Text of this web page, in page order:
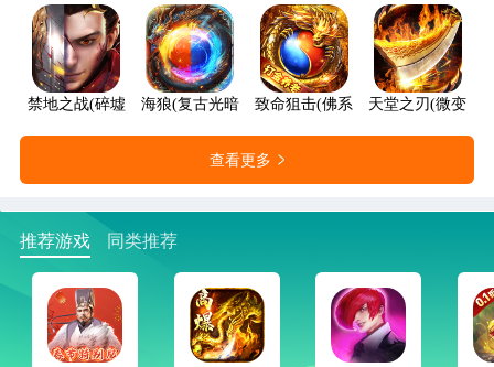
禁地之战(碎墟诸天沉默)海狼(复古光暗福利版)致命狙击(佛系打金养老传奇)
天堂之刃(微变攻
查看更多
推荐游戏 同类推荐